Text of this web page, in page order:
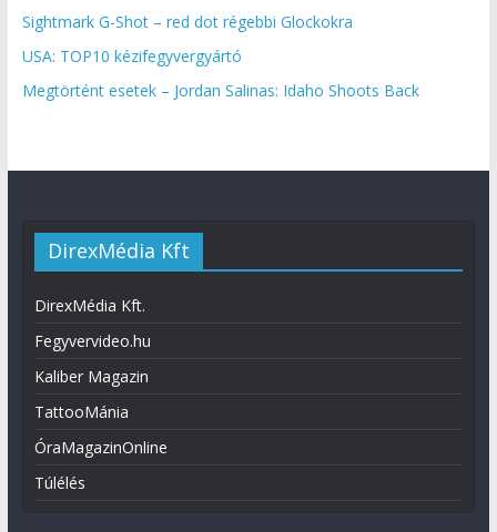
Sightmark G-Shot – red dot régebbi Glockokra
USA: TOP10 kézifegyvergyártó
Megtörtént esetek – Jordan Salinas: Idaho Shoots Back
DirexMédia Kft
DirexMédia Kft.
Fegyvervideo.hu
Kaliber Magazin
TattooMánia
ÓraMagazinOnline
Túlélés